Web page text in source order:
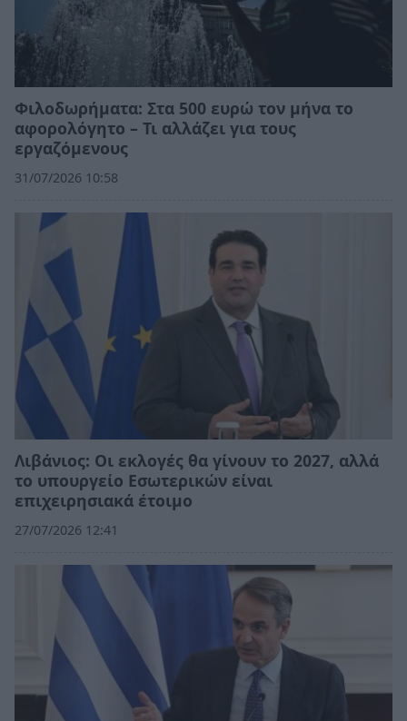
Φιλοδωρήματα: Στα 500 ευρώ τον μήνα το
αφορολόγητο – Τι αλλάζει για τους
εργαζόμενους
31/07/2026 10:58
Λιβάνιος: Οι εκλογές θα γίνουν το 2027, αλλά
το υπουργείο Εσωτερικών είναι
επιχειρησιακά έτοιμο
27/07/2026 12:41